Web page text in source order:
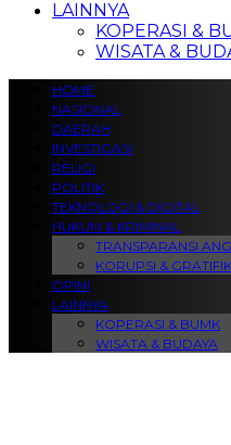
LAINNYA
KOPERASI &
WISATA &
HOME
NASIONAL
DAERAH
INVESTIGASI
RELIGI
POLITIK
TEKNOLOGI & DIGITAL
HUKUM & KRIMINAL
TRANSPARANSI
KORUPSI &
OPINI
LAINNYA
KOPERASI & BUMK
WISATA & BUDAYA